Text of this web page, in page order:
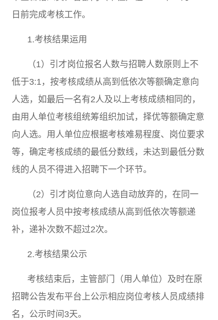
日前完成考核工作。
1.考核结果运用
（1）引才岗位报名人数与招聘人数原则上不
低于3:1 ，按考核成绩从高到低依次等额确定意向
人选，如最后一名有2人及以上考核成绩相同的，
由用人单位考核组统筹组织加试，择优等额确定意
向人选。用人单位应根据考核难易程度、岗位要求
等，确定考核成绩的最低分数线，未达到最低分数
线的人员不得进入招聘下一个环节。
（2）引才岗位意向人选自动放弃的，在同一
岗位报考人员中按考核成绩从高到低依次等额递
补，递补次数不超过2次。
2.考核结果公示
考核结束后，主管部门（用人单位）及时在原
招聘公告发布平台上公示相应岗位考核人员成绩排
名，公示时间 3天。